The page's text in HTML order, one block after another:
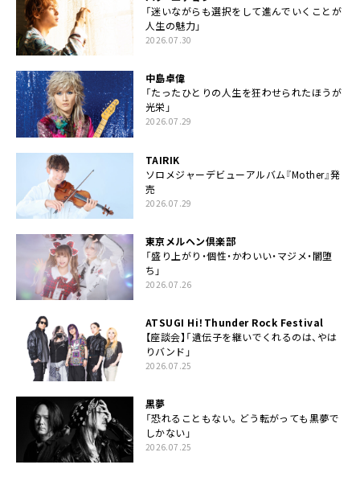
「迷いながらも選択をして進んでいくことが
人生の魅力」
2026.07.30
中島卓偉
「たったひとりの人生を狂わせられたほうが
光栄」
2026.07.29
TAIRIK
ソロメジャーデビューアルバム『Mother』発
売
2026.07.29
東京メルヘン倶楽部
「盛り上がり・個性・かわいい・マジメ・闇堕
ち」
2026.07.26
ATSUGI Hi！Thunder Rock Festival
【座談会】「遺伝子を継いでくれるのは、やは
りバンド」
2026.07.25
黒夢
「恐れることもない。どう転がっても黒夢で
しかない」
2026.07.25